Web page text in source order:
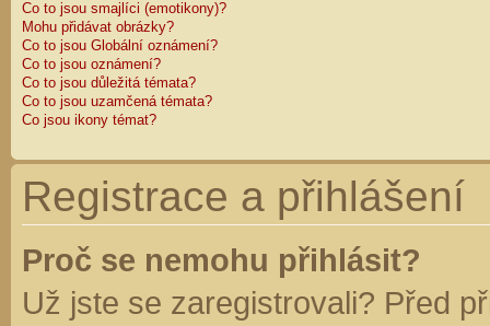
Co to jsou smajlíci (emotikony)?
Mohu přidávat obrázky?
Co to jsou Globální oznámení?
Co to jsou oznámení?
Co to jsou důležitá témata?
Co to jsou uzamčená témata?
Co jsou ikony témat?
Registrace a přihlášení
Proč se nemohu přihlásit?
Už jste se zaregistrovali? Před